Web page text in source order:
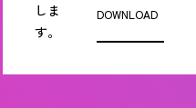
しま
す。
DOWNLOAD